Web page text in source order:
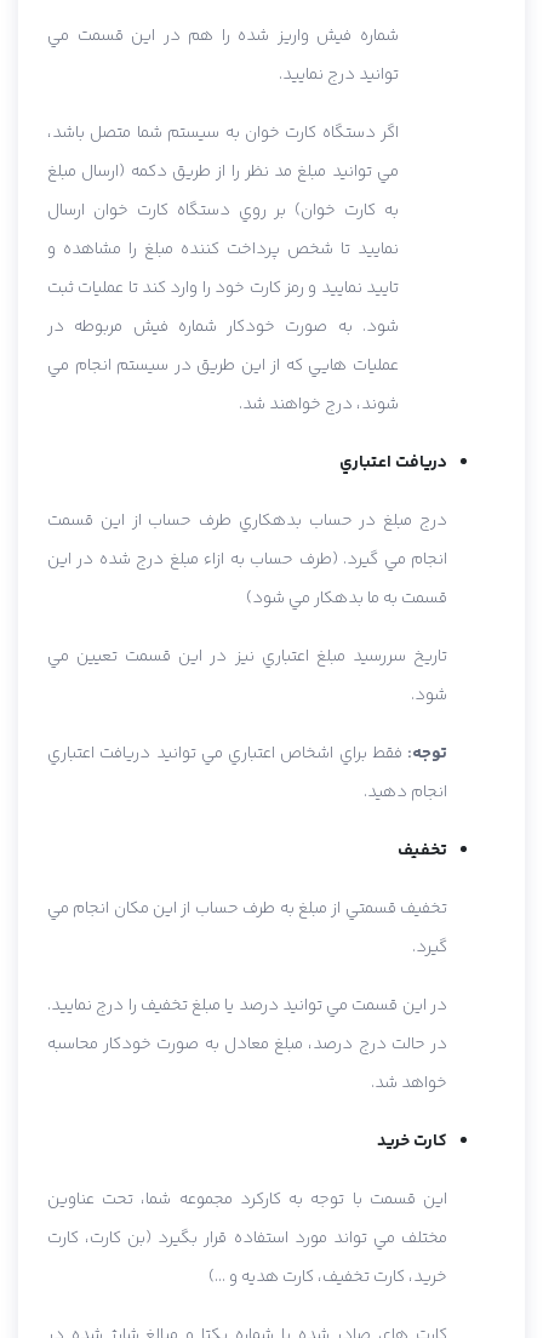
شماره فيش واريز شده را هم در اين قسمت مي
توانيد درج نماييد.
اگر دستگاه کارت خوان به سيستم شما متصل باشد،
مي توانيد مبلغ مد نظر را از طريق دکمه (ارسال مبلغ
به کارت خوان) بر روي دستگاه کارت خوان ارسال
نماييد تا شخص پرداخت کننده مبلغ را مشاهده و
تاييد نماييد و رمز کارت خود را وارد کند تا عمليات ثبت
شود. به صورت خودکار شماره فيش مربوطه در
عمليات هايي که از اين طريق در سيستم انجام مي
شوند، درج خواهند شد.
دريافت اعتباري
درج مبلغ در حساب بدهکاري طرف حساب از اين قسمت
انجام مي گيرد. (طرف حساب به ازاء مبلغ درج شده در اين
قسمت به ما بدهکار مي شود)
تاريخ سررسيد مبلغ اعتباري نيز در اين قسمت تعيين مي
شود.
توجه: فقط براي اشخاص اعتباري مي توانيد دريافت اعتباري
انجام دهيد.
تخفيف
تخفيف قسمتي از مبلغ به طرف حساب از اين مکان انجام مي
گيرد.
در اين قسمت مي توانيد درصد يا مبلغ تخفيف را درج نماييد.
در حالت درج درصد، مبلغ معادل به صورت خودکار محاسبه
خواهد شد.
کارت خريد
اين قسمت با توجه به کارکرد مجموعه شما، تحت عناوين
مختلف مي تواند مورد استفاده قرار بگيرد (بن کارت، کارت
خريد، کارت تخفيف، کارت هديه و ...)